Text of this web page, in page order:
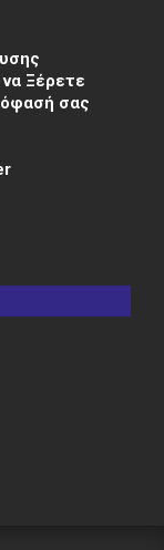
Ξέρετε
σας